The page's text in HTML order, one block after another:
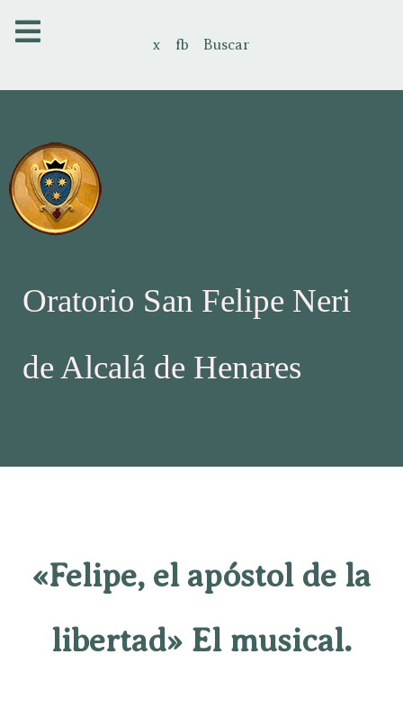
x fb Buscar
Oratorio San Felipe Neri
de Alcalá de Henares
«Felipe, el apóstol de la
libertad» El musical.